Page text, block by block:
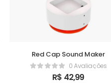
Red Cap Sound Maker
0 Avaliações
R$ 42,99